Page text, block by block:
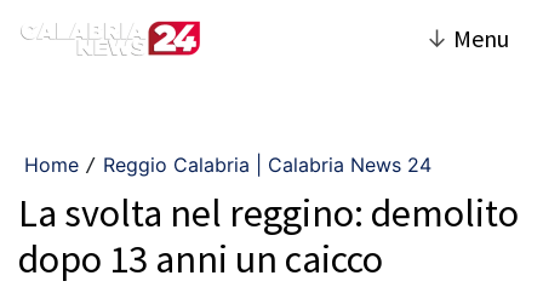
↓ Menu
Home / Reggio Calabria | Calabria News 24
La svolta nel reggino: demolito
dopo 13 anni un caicco